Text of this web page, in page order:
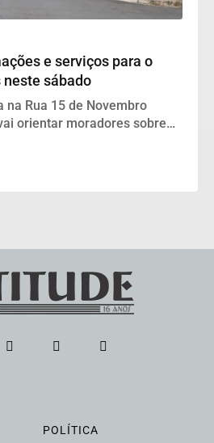
e serviços para o
neste sábado
na Rua 15 de Novembro
orientar moradores sobre
e cuidados
POLÍTICA